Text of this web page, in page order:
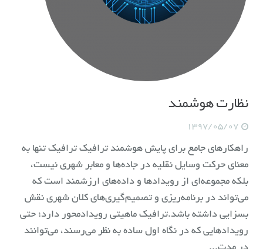
نظارت هوشمند
1397/05/07
راهکارهای جامع برای پایش هوشمند ترافیک ترافیک تنها به
معنای حرکت وسایل نقلیه در جاده‌ها و معابر شهری نیست،
بلکه مجموعه‌ای از رویدادها و داده‌های ارزشمند است که
می‌تواند در برنامه‌ریزی و تصمیم‌گیری‌های کلان شهری نقش
بسزایی داشته باشد.ترافیک ماهیتی رویدادمحور دارد؛ حتی
رویدادهایی که در نگاه اول ساده به نظر می‌رسند، می‌توانند